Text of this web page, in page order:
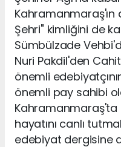
Kahramanmaraş'ın
Şehri" kimliğini de
Sümbülzade
Nuri Pakdil'den
önemli
önemli pay sahibi
hayatını canlı
edebiyat dergisine